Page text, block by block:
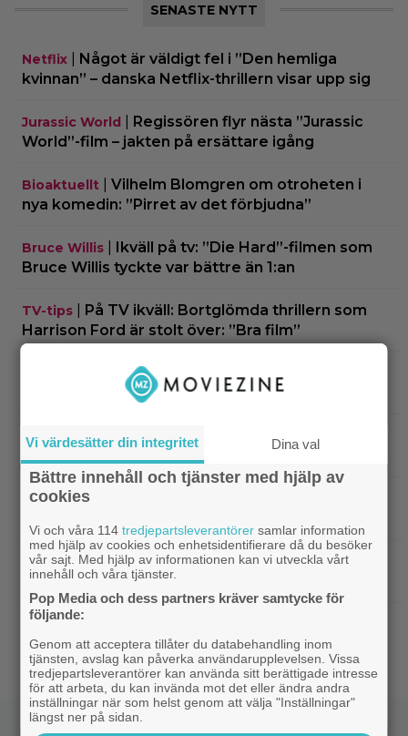
SENASTE NYTT
Netflix
Något är väldigt fel i ”Den hemliga
kvinnan” – danska Netflix-thrillern visar upp sig
Jurassic World
Regissören flyr nästa ”Jurassic
World”-film – jakten på ersättare igång
Bioaktuellt
Vilhelm Blomgren om otroheten i
nya komedin: ”Pirret av det förbjudna”
Bruce Willis
Ikväll på tv: ”Die Hard”-filmen som
Bruce Willis tyckte var bättre än 1:an
TV-tips
På TV ikväll: Bortglömda thrillern som
Harrison Ford är stolt över: ”Bra film”
På tv ikväll: Mads Mikkelsen super till
rejält i tokhyllat danskt drama från 2020
Streamingtips |
Agnetha Fältskog gjorde en
sågad långfilm på 80-talet – på tv idag
Streamingtips
TV-tips|På tv ikväll: Har du förträngt Matt
Damons fantasyflopp från 2005?
Casting|
Neills sista roller
Vi värdesätter din integritet Dina val
Bättre innehåll och tjänster med hjälp av
cookies
Vi och våra 114tredjepartsleverantörer samlar information
med hjälp av cookies och enhetsidentifierare då du besöker
vår sajt. Med hjälp av informationen kan vi utveckla vårt
innehåll och våra tjänster.
Pop Media och dess partners kräver samtycke för
följande:
Genom att acceptera tillåter du databehandling inom
tjänsten, avslag kan påverka användarupplevelsen. Vissa
tredjepartsleverantörer kan använda sitt berättigade intresse
för att arbeta, du kan invända mot det eller ändra andra
inställningar när som helst genom att välja "Inställningar"
längst ner på sidan.